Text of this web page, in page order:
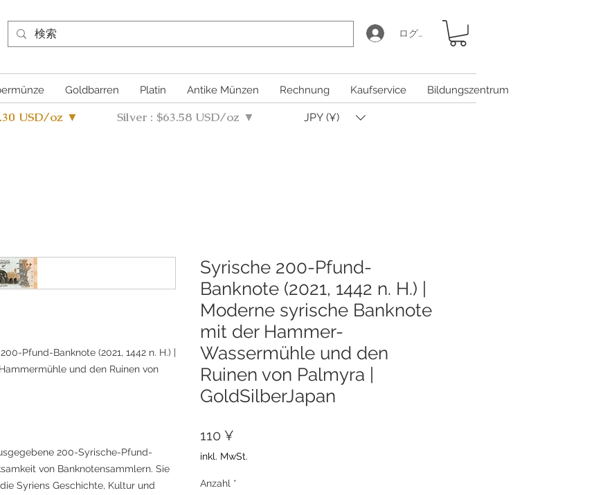
ログイン
Goldbarren Platin Antike Münzen Rechnung Kaufservice Bildungszentrum
USD/oz ▼ Silver : $63.58 USD/oz ▼ JPY (¥)
Pfund-Banknote (2021, 1442 n. H.) |
und den Ruinen von
200-Syrische-Pfund-
von Banknotensammlern. Sie
Syriens Geschichte, Kultur und
Syrische 200-Pfund-
Banknote (2021, 1442 n. H.) |
Moderne syrische Banknote
mit der Hammer-
Wassermühle und den
Ruinen von Palmyra |
GoldSilberJapan
110 ¥
inkl. MwSt.
Anzahl *